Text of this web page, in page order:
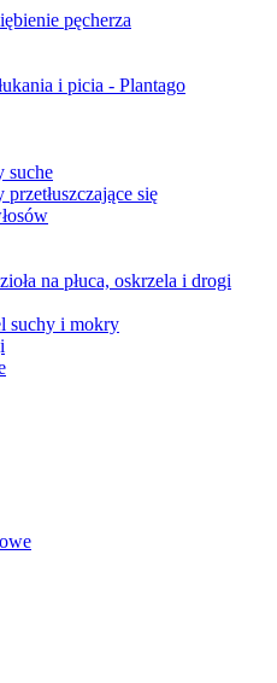
pęcherza
i picia - Plantago
suche
przetłuszczające się
na płuca, oskrzela i drogi
suchy i mokry